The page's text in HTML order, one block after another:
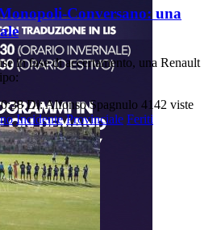
Conversano: una
in fase di accertamento, una Renault
Di: Alfonso Spagnulo 4142 viste
Incidente Provinciale Feriti